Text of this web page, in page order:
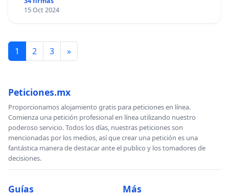
15 Oct 2024
1 2 3 »
Peticiones.mx
Proporcionamos alojamiento gratis para peticiones en línea.
Comienza una petición profesional en línea utilizando nuestro
poderoso servicio. Todos los días, nuestras peticiones son
mencionadas por los medios, así que crear una petición es una
fantástica manera de destacar ante el publico y los tomadores de
decisiones.
Guías Más